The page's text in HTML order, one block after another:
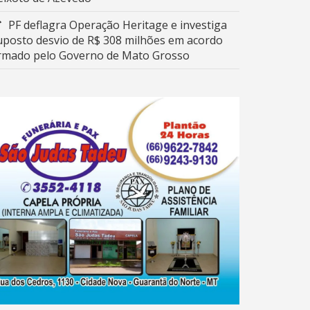
PF deflagra Operação Heritage e investiga
desvio de R$ 308 milhões em acordo
pelo Governo de Mato Grosso